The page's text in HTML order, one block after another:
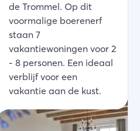
de Trommel. Op dit
voormalige boerenerf
staan 7
vakantiewoningen voor 2
- 8 personen. Een ideaal
verblijf voor een
vakantie aan de kust.